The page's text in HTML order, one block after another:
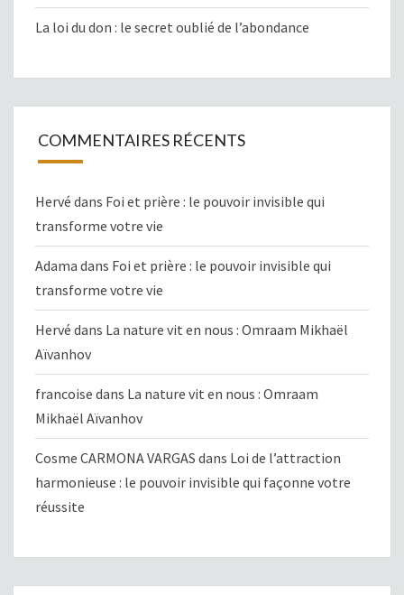
La loi du don : le secret oublié de l’abondance
COMMENTAIRES RÉCENTS
Hervé dans Foi et prière : le pouvoir invisible qui
transforme votre vie
Adama dans Foi et prière : le pouvoir invisible qui
transforme votre vie
Hervé dans La nature vit en nous : Omraam Mikhaël
Aïvanhov
francoise dans La nature vit en nous : Omraam
Mikhaël Aïvanhov
Cosme CARMONA VARGAS dans Loi de l’attraction
harmonieuse : le pouvoir invisible qui façonne votre
réussite